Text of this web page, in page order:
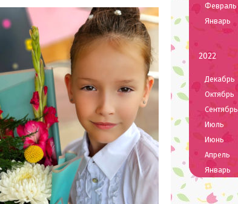
Февраль
Январь
2022
Декабрь
Октябрь
Сентябрь
Июль
Июнь
Апрель
Январь